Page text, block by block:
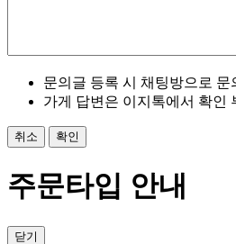
문의글 등록 시 채팅방으로
가게 답변은 이지톡에서 확인
취소 확인
주문타입 안내
닫기